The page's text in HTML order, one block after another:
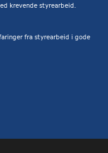
krevende styrearbeid.
fra styrearbeid i gode